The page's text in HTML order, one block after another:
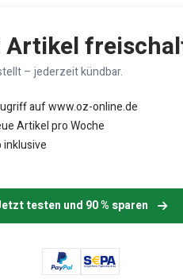
– jederzeit kündbar.
auf www.oz-online.de
Artikel pro Woche
inklusive
testen und 90 % sparen